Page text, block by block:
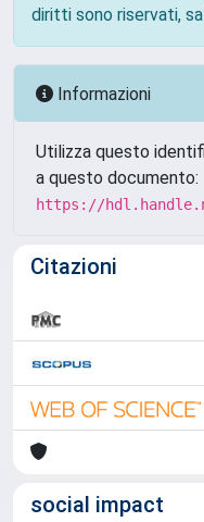
diritti sono riservati,
Informazioni
Utilizza questo
a questo documento:
https://
Citazioni
social impact